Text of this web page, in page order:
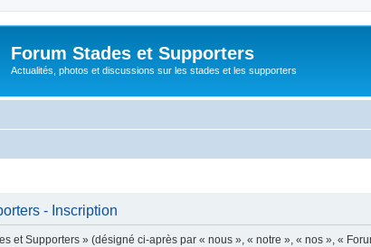
Forum Stades et Supporters
Actualités, photos et discussions sur les stades et les supporters
- Inscription
et Supporters » (désigné ci-après par « nous », « notre », « nos », «